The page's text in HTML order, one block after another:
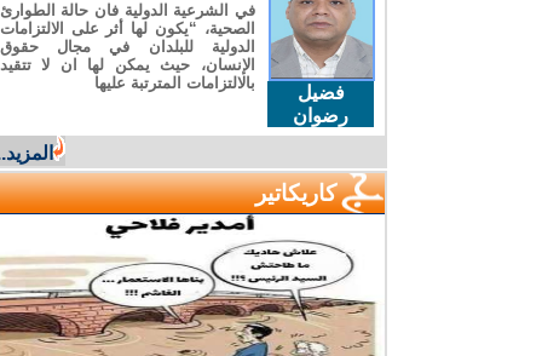
فضيل
رضوان
في الشرعية الدولية فان حالة الطوارئ
الصحية، “يكون لها أثر على الالتزامات
الدولية للبلدان في مجال حقوق
الإنسان، حيث يمكن لها ان لا تتقيد
بالالتزامات المترتبة عليها
المزيد...
كاريكاتير